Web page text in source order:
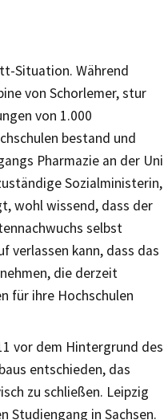
Situation. Während
von Schorlemer, stur
von 1.000
bestand und
Pharmazie an der Uni
Sozialministerin,
wohl wissend, dass der
selbst
verlassen kann, dass das
die derzeit
für ihre Hochschulen
vor dem Hintergrund des
entschieden, das
zu schließen. Leipzig
Studiengang in Sachsen.